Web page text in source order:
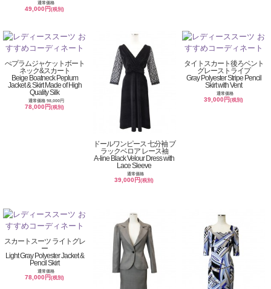
通常価格
49,000円(税別)
ぺプラムジャケットボート
ネック&スカート
Beige Boatneck Peplum
Jacket & Skirt Made of High
Quality Silk
通常価格 98,000円
78,000円(税別)
ドールワンピース 七分袖 ブ
ラックベロア レース袖
A-line Black Velour Dress with
Lace Sleeve
通常価格
39,000円(税別)
タイトスカート後ろベント
グレーストライプ
Gray Polyester Stripe Pencil
Skirt with Vent
通常価格
39,000円(税別)
スカートスーツ ライトグレ
ー
Light Gray Polyester Jacket &
Pencil Skirt
通常価格
78,000円(税別)